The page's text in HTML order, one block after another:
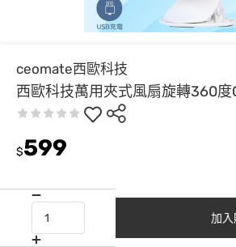
ceomate西歐科技
西歐科技萬用夾式風扇旋轉360
$599
加入